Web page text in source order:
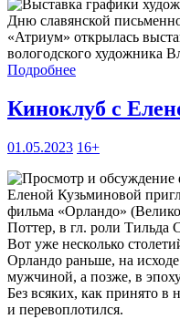
Дню славянской
«Атриум» открылась
вологодского художника
Подробнее
Киноклуб с
01.05.2023 16+
Еленой Кузьминовой
фильма «Орландо»
Поттер, в гл. роли Тильда
Вот уже несколько
Орландо раньше, на
мужчиной, а позже, в
Без всяких, как принято в
и перевоплотился.